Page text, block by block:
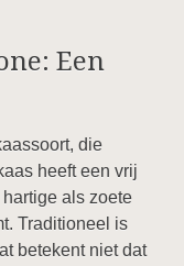
Een
die
heeft een vrij
als zoete
Traditioneel is
betekent niet dat